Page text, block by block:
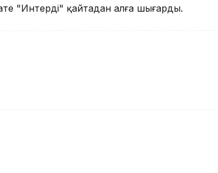
"Интерді" қайтадан алға шығарды.